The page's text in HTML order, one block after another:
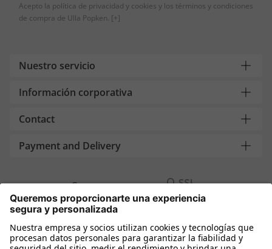
Acepto la política de privacidad y cookies y los términos y condiciones
de compra de Ulla Popken. [+]
Nuestro servicio
Información corporativa
Contact
Payment and Delivery
Compra segura con
Más tiendas online